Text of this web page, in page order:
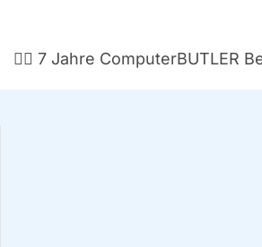
🏃‍♂️ 7 Jah­re Com­pu­ter­BUT­LER